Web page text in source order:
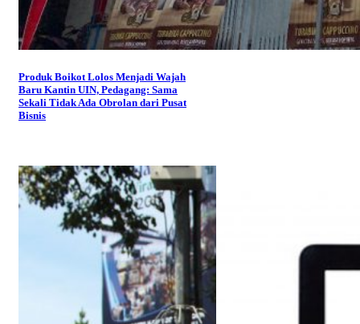
Produk Boikot Lolos Menjadi Wajah
Baru Kantin UIN, Pedagang: Sama
Sekali Tidak Ada Obrolan dari Pusat
Bisnis